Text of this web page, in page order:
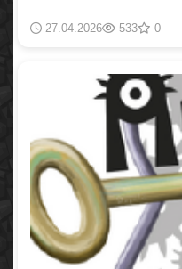
27.04.2026 533 0